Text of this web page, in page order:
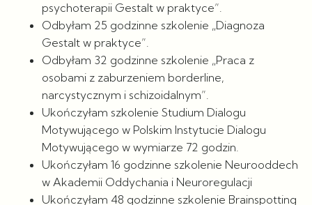
psychoterapii Gestalt w praktyce”.
Odbyłam 25 godzinne szkolenie „Diagnoza
Gestalt w praktyce”.
Odbyłam 32 godzinne szkolenie „Praca z
osobami z zaburzeniem borderline,
narcystycznym i schizoidalnym”.
Ukończyłam szkolenie Studium Dialogu
Motywującego w Polskim Instytucie Dialogu
Motywującego w wymiarze 72 godzin.
Ukończyłam 16 godzinne szkolenie Neurooddech
w Akademii Oddychania i Neuroregulacji
Ukończyłam 48 godzinne szkolenie Brainspotting